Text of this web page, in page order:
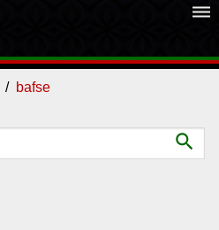
dehaze
bafse
search